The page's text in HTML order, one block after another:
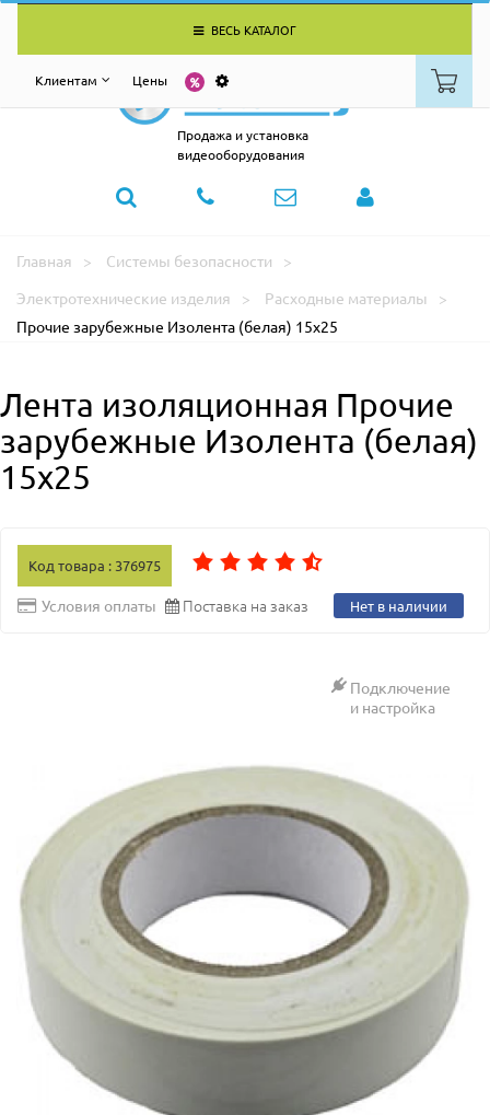
ВЕСЬ КАТАЛОГ
Клиентам Цены
Продажа и установка
видеооборудования
Главная
Системы безопасности
Электротехнические изделия
Расходные материалы
Прочие зарубежные Изолента (белая) 15х25
Лента изоляционная Прочие
зарубежные Изолента (белая)
15х25
Код товара : 376975
Условия оплаты Поставка на заказ Нет в наличии
Подключение
и настройка